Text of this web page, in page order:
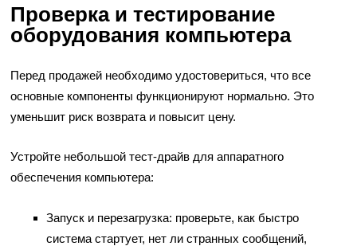
Проверка и тестирование
оборудования компьютера
Перед продажей необходимо удостовериться, что все
основные компоненты функционируют нормально. Это
уменьшит риск возврата и повысит цену.
Устройте небольшой тест-драйв для аппаратного
обеспечения компьютера:
Запуск и перезагрузка: проверьте, как быстро
система стартует, нет ли странных сообщений,